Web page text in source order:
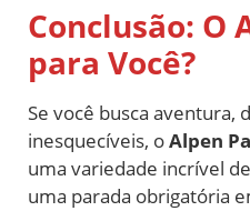
Conclusão: O
para Você?
Se você busca aventura,
inesquecíveis, oAlpen
uma variedade incrível
uma parada obrigatória